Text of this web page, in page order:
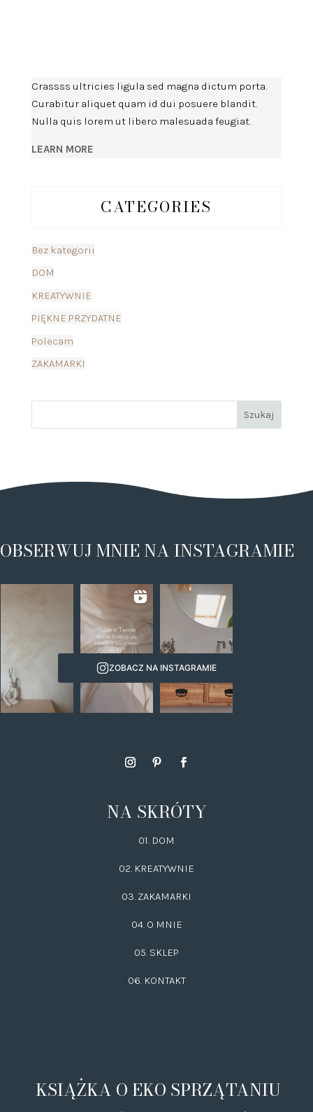
Crassss ultricies ligula sed magna dictum porta.
Curabitur aliquet quam id dui posuere blandit.
Nulla quis lorem ut libero malesuada feugiat.
LEARN MORE
CATEGORIES
Bez kategorii
DOM
KREATYWNIE
PIĘKNE PRZYDATNE
Polecam
ZAKAMARKI
OBSERWUJ MNIE NA INSTAGRAMIE
ZOBACZ NA INSTAGRAMIE
NA SKRÓTY
01. DOM
02. KREATYWNIE
03. ZAKAMARKI
04. O MNIE
05. SKLEP
06. KONTAKT
KSIĄŻKA O EKO SPRZĄTANIU